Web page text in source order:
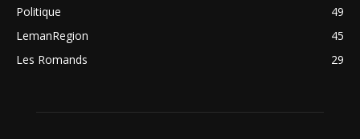
Politique
49
LemanRegion
45
Les Romands
29